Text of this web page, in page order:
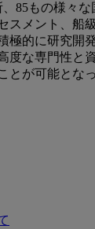
85もの様々
スメント、船
極的に研究開
度な専門性と
とが可能とな